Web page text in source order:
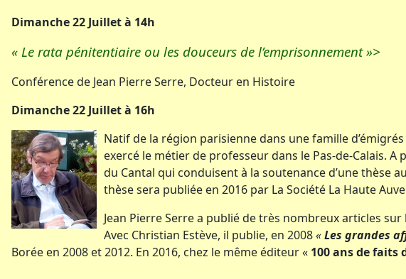
Dimanche 22 Juillet à 14h
« Le rata pénitentiaire ou les douceurs de l’emprisonnement »>
Conférence de Jean Pierre Serre, Docteur en Histoire
Dimanche 22 Juillet à 16h
Natif de la région parisienne dans une famille
exercé le métier de professeur dans le Pas-de-Calais.
du Cantal qui conduisent à la soutenance d’une thèse
thèse sera publiée en 2016 par La Société La Haute
Jean Pierre Serre a publié de très nombreux articles
Avec Christian Estève, il publie, en 2008«Les grandes
Borée en 2008 et 2012. En 2016, chez le même éditeur « 100 ans de faits